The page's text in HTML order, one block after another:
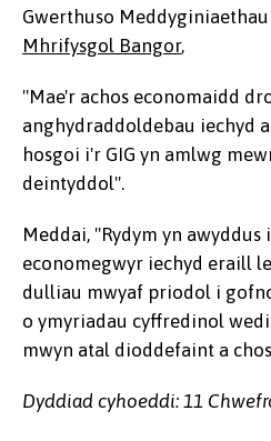
Gwerthuso Meddyginiaethau
Mhrifysgol Bangor,
"Mae'r achos economaidd
anghydraddoldebau iechyd
hosgoi i'r GIG yn amlwg
deintyddol".
Meddai, "Rydym yn
economegwyr iechyd eraill
dulliau mwyaf priodol i
o ymyriadau cyffredinol
mwyn atal dioddefaint a
Dyddiad cyhoeddi: 11